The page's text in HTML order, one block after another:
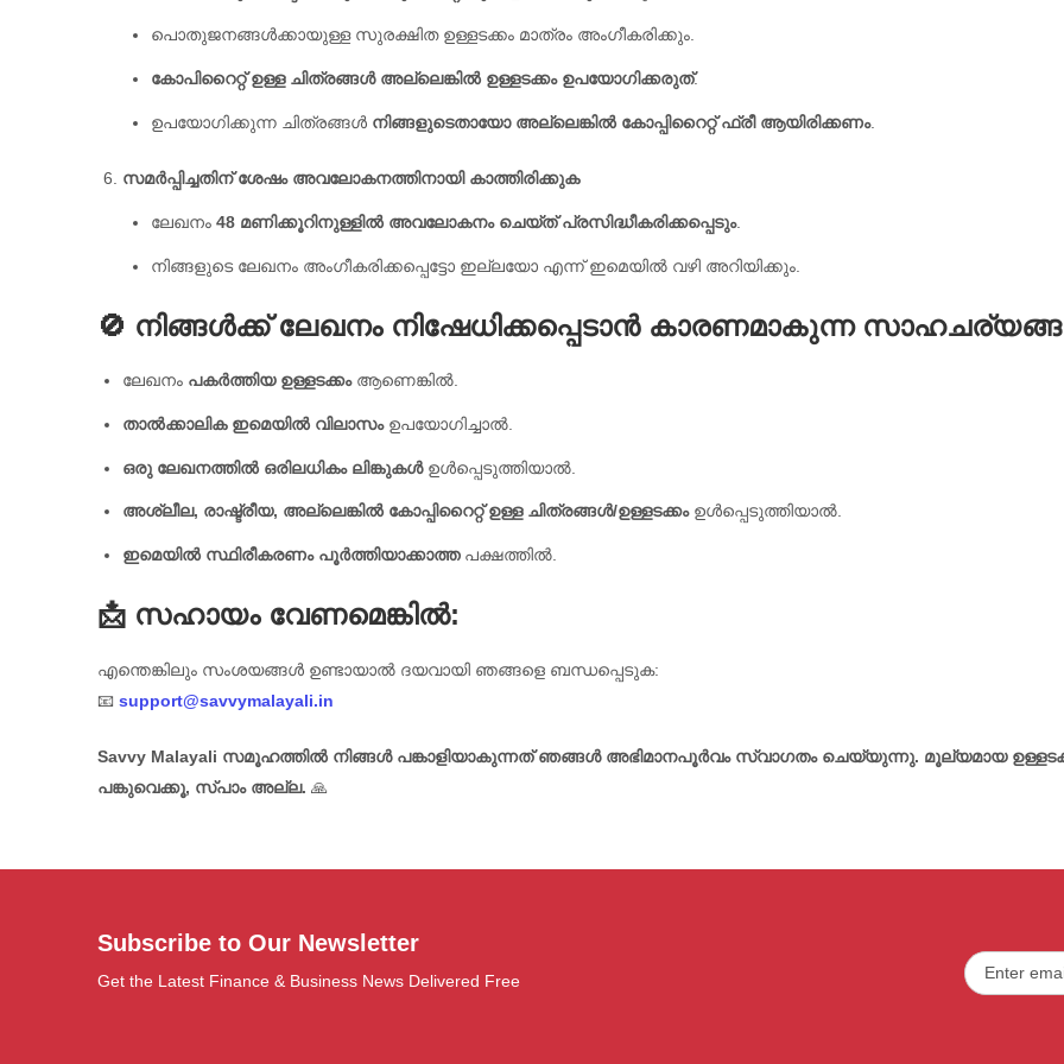
പൊതുജനങ്ങൾക്കായുള്ള സുരക്ഷിത ഉള്ളടക്കം മാത്രം അംഗീകരിക്കും.
കോപിറൈറ്റ് ഉള്ള ചിത്രങ്ങൾ അല്ലെങ്കിൽ ഉള്ളടക്കം ഉപയോഗിക്കരുത്.
ഉപയോഗിക്കുന്ന ചിത്രങ്ങൾ നിങ്ങളുടെതായോ അല്ലെങ്കിൽ കോപ്പിറൈറ്റ് ഫ്രീ ആയിരിക്കണം.
സമർപ്പിച്ചതിന് ശേഷം അവലോകനത്തിനായി കാത്തിരിക്കുക
ലേഖനം 48 മണിക്കൂറിനുള്ളിൽ അവലോകനം ചെയ്ത് പ്രസിദ്ധീകരിക്കപ്പെടും.
നിങ്ങളുടെ ലേഖനം അംഗീകരിക്കപ്പെട്ടോ ഇല്ലയോ എന്ന് ഇമെയിൽ വഴി അറിയിക്കും.
🚫 നിങ്ങൾക്ക് ലേഖനം നിഷേധിക്കപ്പെടാൻ കാരണമാകുന്ന
ലേഖനം പകർത്തിയ ഉള്ളടക്കംആണെങ്കിൽ.
താൽക്കാലിക ഇമെയിൽ വിലാസംഉപയോഗിച്ചാൽ.
ഒരു ലേഖനത്തിൽ ഒരിലധികം ലിങ്കുകൾഉൾപ്പെടുത്തിയാൽ.
അശ്ലീല, രാഷ്ട്രീയ, അല്ലെങ്കിൽ കോപ്പിറൈറ്റ് ഉള്ള ചിത്രങ്ങൾ/ഉള്ളടക്കംഉൾപ്പെടുത്തിയാൽ.
ഇമെയിൽ സ്ഥിരീകരണം പൂർത്തിയാക്കാത്തപക്ഷത്തിൽ.
📩 സഹായം വേണമെങ്കിൽ:
എന്തെങ്കിലും സംശയങ്ങൾ ഉണ്ടായാൽ ദയവായി ഞങ്ങളെ ബന്ധപ്പെടുക:
📧 support@savvymalayali.in
Savvy Malayali സമൂഹത്തിൽ നിങ്ങൾ പങ്കാളിയാകുന്നത് ഞങ്ങൾ അഭിമാനപൂർവം സ്വാഗതം ചെയ്യുന്നു. മൂല്യമായ
പങ്കുവെക്കൂ, സ്പാം അല്ല. 🙏
Subscribe to Our Newsletter
Get the Latest Finance & Business News Delivered Free